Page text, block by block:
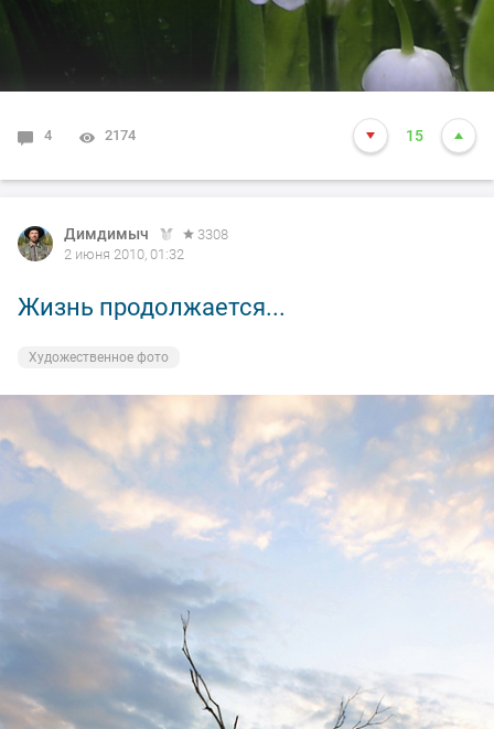
4 2174 15
Димдимыч
3308
2 июня 2010, 01:32
Жизнь продолжается...
Художественное фото